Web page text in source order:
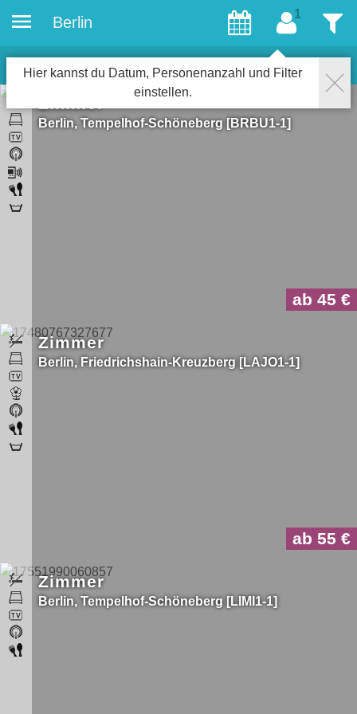
Berlin
Gäste
Filter
Hier kannst du Datum, Personenanzahl und Filter
einstellen.
Schließen
44Objekte für Gays
Berlin Tempelhof-Schöneberg BRBU1-1
ab 45
Zimmer
Berlin Friedrichshain-Kreuzberg LAJO1-1
ab 55
Zimmer
Berlin Tempelhof-Schöneberg LIMI1-1